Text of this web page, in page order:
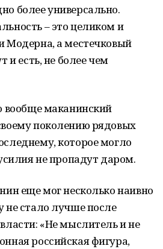
более универсально.
– это целиком и
Модерна, а местечковый
и есть, не более чем
вообще маканинский
поколению рядовых
которое могло
не пропадут даром.
еще мог несколько наивно
не стало лучше после
«Не мыслитель и не
российская фигура,